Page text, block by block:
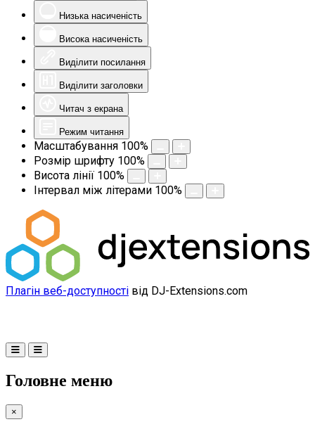
Низька насиченість
Висока насиченість
Виділити посилання
Виділити заголовки
Читач з екрана
Режим читання
Масштабування 100%
Розмір шрифту 100%
Висота лінії 100%
Інтервал між літерами 100%
Плагін веб-доступності від DJ-Extensions.com
Головне меню
×